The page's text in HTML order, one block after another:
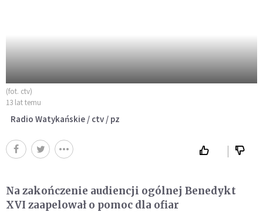
(fot. ctv)
13 lat temu
Radio Watykańskie / ctv / pz
Na zakończenie audiencji ogólnej Benedykt
XVI zaapelował o pomoc dla ofiar